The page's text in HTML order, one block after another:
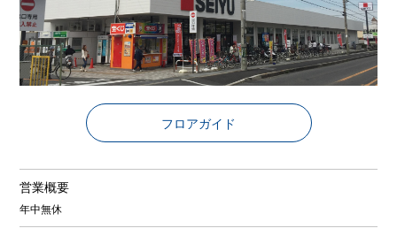
フロアガイド
営業概要
年中無休